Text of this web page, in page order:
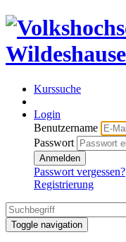
Kurssuche
Login
Benutzername
Passwort
Anmelden
Passwort vergessen?
Registrierung
Toggle navigation